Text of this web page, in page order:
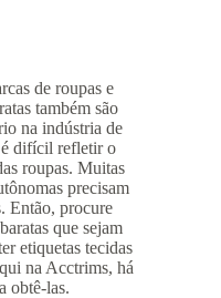
de roupas e
também são
na indústria de
é difícil refletir o
roupas. Muitas
precisam
Então, procure
que sejam
etiquetas tecidas
na Acctrims, há
obtê-las.